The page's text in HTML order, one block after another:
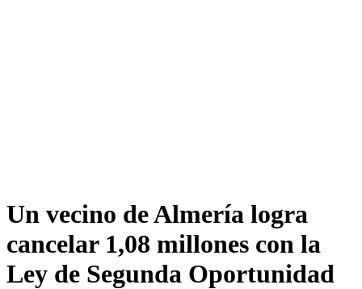
Un vecino de Almería logra
cancelar 1,08 millones con la
Ley de Segunda Oportunidad